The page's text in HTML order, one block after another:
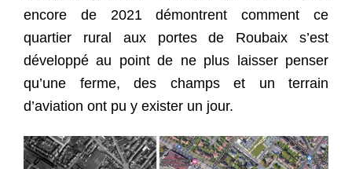
encore de 2021 démontrent comment ce
quartier rural aux portes de Roubaix s’est
développé au point de ne plus laisser penser
qu’une ferme, des champs et un terrain
d’aviation ont pu y exister un jour.